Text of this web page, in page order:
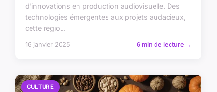
d'innovations en production audiovisuelle. Des
technologies émergentes aux projets audacieux,
cette régio...
16 janvier 2025 6 min de lecture →
CULTURE